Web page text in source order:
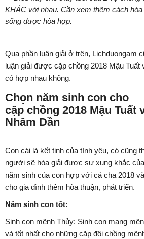
KHẮC với nhau. Cần xem thêm cách
sống được hòa hợp.
Qua phần luận giải ở trên, Lichduongam
luận giải được cặp chồng 2018 Mậu
có hợp nhau không.
Chọn năm sinh con cho
cặp chồng 2018 Mậu Tuất
Nhâm Dần
Con cái là kết tinh của tình yêu, có cũng
người sẽ hóa giải được sự xung khắc
năm sinh của con hợp với cả cha 2018
cho gia đình thêm hòa thuận, phát triển.
Năm sinh con tốt:
Sinh con mệnh Thủy: Sinh con mang
và tốt nhất cho những cặp đôi chồng